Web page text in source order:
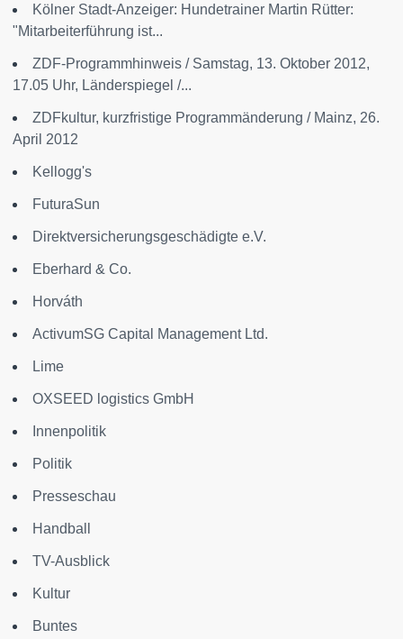
Kölner Stadt-Anzeiger: Hundetrainer Martin Rütter:
"Mitarbeiterführung ist...
ZDF-Programmhinweis / Samstag, 13. Oktober 2012,
17.05 Uhr, Länderspiegel /...
ZDFkultur, kurzfristige Programmänderung / Mainz, 26.
April 2012
Kellogg's
FuturaSun
Direktversicherungsgeschädigte e.V.
Eberhard & Co.
Horváth
ActivumSG Capital Management Ltd.
Lime
OXSEED logistics GmbH
Innenpolitik
Politik
Presseschau
Handball
TV-Ausblick
Kultur
Buntes